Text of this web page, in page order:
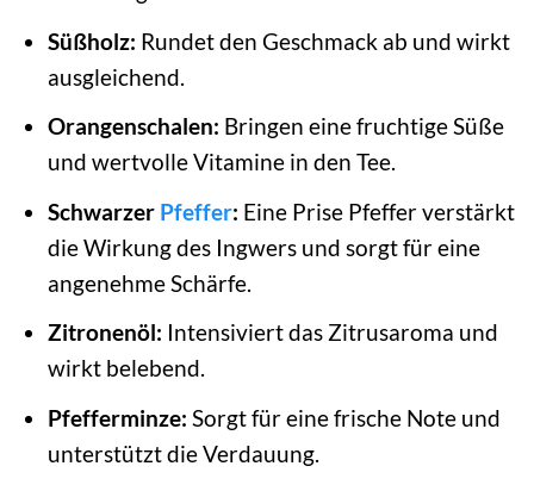
Süßholz: Rundet den Geschmack ab und wirkt
ausgleichend.
Orangenschalen: Bringen eine fruchtige Süße
und wertvolle Vitamine in den Tee.
Schwarzer Pfeffer: Eine Prise Pfeffer verstärkt
die Wirkung des Ingwers und sorgt für eine
angenehme Schärfe.
Zitronenöl: Intensiviert das Zitrusaroma und
wirkt belebend.
Pfefferminze: Sorgt für eine frische Note und
unterstützt die Verdauung.